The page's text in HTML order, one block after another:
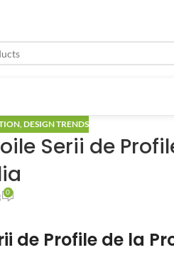
,DESIGN TRENDS
Serii de
0
de Profile de la